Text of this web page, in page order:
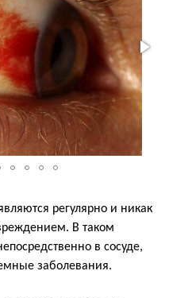
регулярно и никак
В таком
в сосуде,
заболевания.